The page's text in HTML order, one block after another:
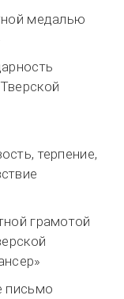
медалью
терпение,
грамотой
письмо